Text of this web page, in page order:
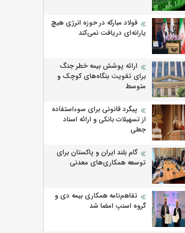
فولاد مبارکه در حوزه انرژی هیچ
یارانه‌ای دریافت نمی‌کند
ارائه پوشش بیمه خطر جنگ
برای تقویت بنگاه‌های کوچک و
متوسط
پیگرد قانونی برای سوءاستفاده
از تسهیلات بانکی و ارائه اسناد
جعلی
گام بلند ایران و پاکستان برای
توسعه همکاری‌های معدنی
تفاهم‌نامه همکاری بیمه دی و
گروه اسنپ امضا شد